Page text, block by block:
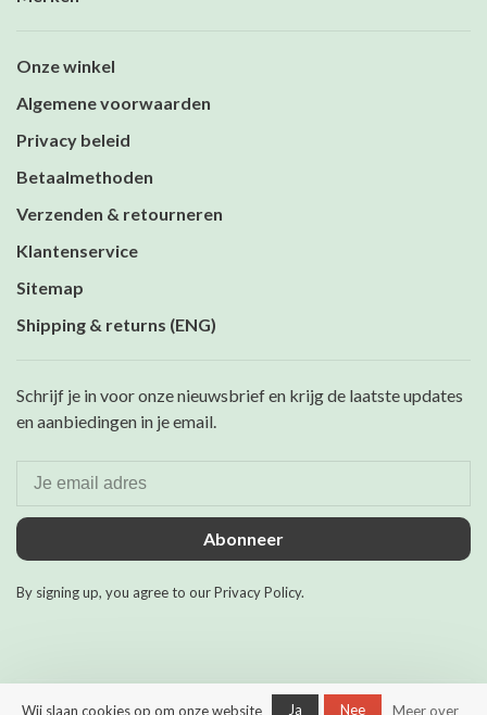
Onze winkel
Algemene voorwaarden
Privacy beleid
Betaalmethoden
Verzenden & retourneren
Klantenservice
Sitemap
Shipping & returns (ENG)
Schrijf je in voor onze nieuwsbrief en krijg de laatste updates
en aanbiedingen in je email.
Abonneer
By signing up, you agree to our Privacy Policy.
© Copyright 2026 Maurits &
Wij slaan cookies op om onze website Ja Nee Meer over